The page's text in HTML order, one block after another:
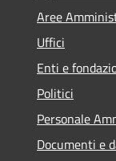
Aree
Uffici
Enti e
Politici
Personale
Documenti e